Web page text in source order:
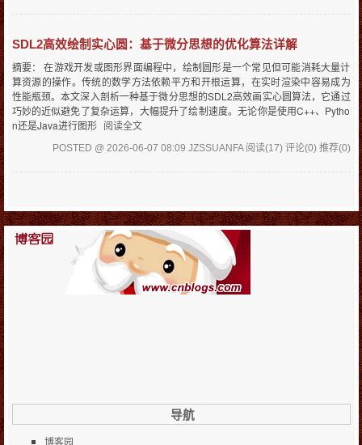
SDL2高效绘制实心圆：基于微分思想的优化算法详解
摘要： 在游戏开发或图形界面编程中，绘制圆形是一个常见但可能消耗大量计
算资源的操作。传统的数学方法依赖平方和开根运算，在实时渲染中容易成为
性能瓶颈。本文深入剖析一种基于微分思想的SDL2高效画实心圆算法，它通过
巧妙的近似避免了复杂运算，大幅提升了绘制速度。无论你是使用C++、Pytho
n还是Java进行图形 阅读全文
POSTED @ 2026-06-07 08:09 JZSSUANFA 阅读(17) 评论(0) 推荐(0)
导航
博客园